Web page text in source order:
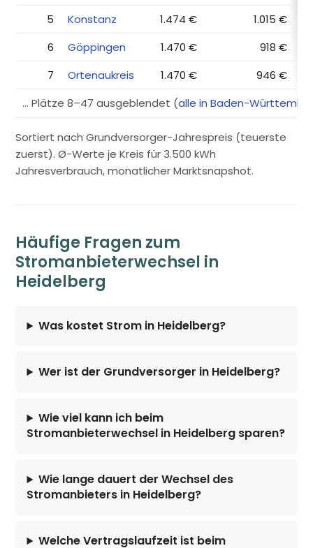
5 Konstanz 1.474 €
1.015 €
6
Göppingen 1.470 €
918 €
7
Ortenaukreis 1.470 €
946 €
… Plätze 8–47 ausgeblendet (alle in Baden-
Sortiert nach Grundversorger-Jahrespreis (teuerste
zuerst). Ø-Werte je Kreis für 3.500 kWh
Jahresverbrauch, monatlicher Marktsnapshot.
Häufige Fragen zum
Stromanbieterwechsel in
Heidelberg
Was kostet Strom in Heidelberg?
Wer ist der Grundversorger in Heidelberg?
Wie viel kann ich beim
Stromanbieterwechsel in Heidelberg sparen?
Wie lange dauert der Wechsel des
Stromanbieters in Heidelberg?
Welche Vertragslaufzeit ist beim